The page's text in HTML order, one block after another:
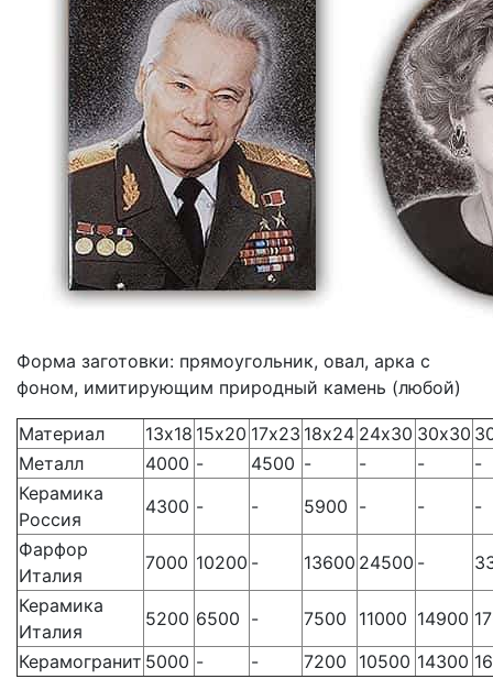
Форма заготовки: прямоугольник, овал, арка с
фоном, имитирующим природный камень (любой)
Материал 13х18 15х20 17х23 18х24 24х30 30х30
Металл
4000 - 4500 - - -
-
Керамика
Россия
4300 - - 5900 - -
-
Фарфор
Италия
7000 10200 - 13600 24500 -
Керамика
Италия
5200 6500 - 7500 11000 14900
Керамогранит 5000 - - 7200 10500 14300